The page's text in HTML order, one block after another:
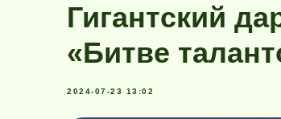
Гигантский
«Битве
2024-07-23 13:02